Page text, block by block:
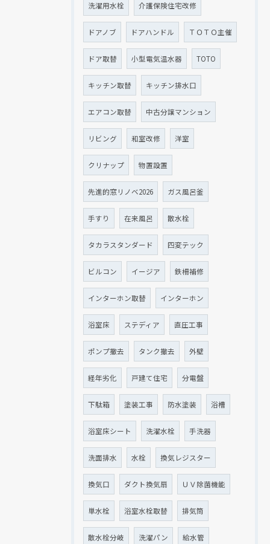
洗濯用水栓 介護保険住宅改修
ドアノブ ドアハンドル ＴＯＴＯ主催
ドア取替 小型電気温水器 TOTO
キッチン取替 キッチン排水口
エアコン取替 中古分譲マンション
リビング 和室改修 洋室
クリナップ 物置設置
先進的窓リノベ2026 ガス風呂釜
手すり 在来風呂 散水栓
タカラスタンダード 四変テック
ビルコン イージア 鉄柵補修
インターホン取替 インターホン
浴室床 ステディア 直圧工事
ポンプ撤去 タンク撤去 外壁
経年劣化 戸建て住宅 分電盤
下駄箱 塗装工事 防水塗装 浴槽
浴室床シート 洗濯水栓 手洗器
洗面排水 水栓 換気レジスター
換気口 ダクト換気扇 ＵＶ除菌機能
単水栓 浴室水栓取替 排気筒
散水栓分岐 洗濯パン 給水管